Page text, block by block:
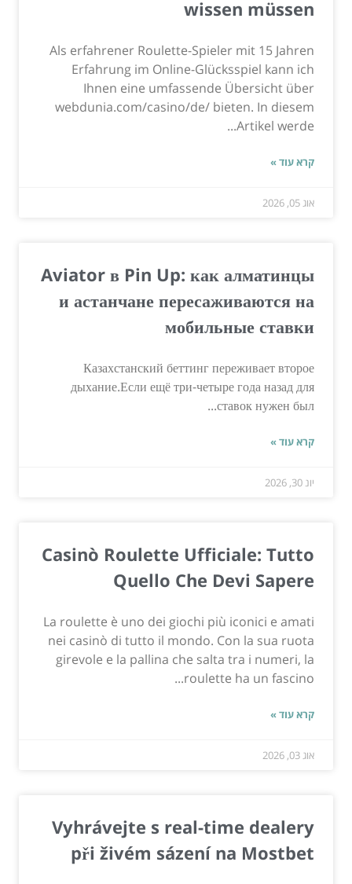
wissen müssen
Als erfahrener Roulette-Spieler mit 15 Jahren
Erfahrung im Online-Glücksspiel kann ich
Ihnen eine umfassende Übersicht über
webdunia.com/casino/de/ bieten. In diesem
Artikel werde...
קרא עוד »
אוג 05, 2026
Aviator в Pin Up: как алматинцы
и астанчане пересаживаются на
мобильные ставки
Казахстанский беттинг переживает второе
дыхание.Если ещё три-четыре года назад для
ставок нужен был...
קרא עוד »
יונ 30, 2026
Casinò Roulette Ufficiale: Tutto
Quello Che Devi Sapere
La roulette è uno dei giochi più iconici e amati
nei casinò di tutto il mondo. Con la sua ruota
girevole e la pallina che salta tra i numeri, la
roulette ha un fascino...
קרא עוד »
אוג 03, 2026
Vyhrávejte s real-time dealery
při živém sázení na Mostbet